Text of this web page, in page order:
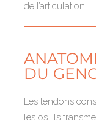
de l’articulation.
DU
Les tendons
les os. Ils